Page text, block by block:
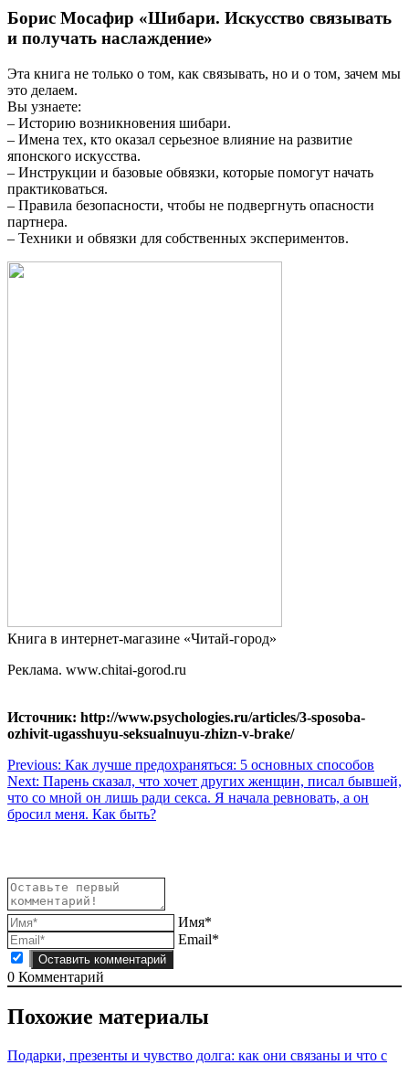
Борис Мосафир «Шибари. Искусство связывать
и получать наслаждение»
Эта книга не только о том, как связывать, но и о том, зачем мы
это делаем.
Вы узнаете:
– Историю возникновения шибари.
– Имена тех, кто оказал серьезное влияние на развитие
японского искусства.
– Инструкции и базовые обвязки, которые помогут начать
практиковаться.
– Правила безопасности, чтобы не подвергнуть опасности
партнера.
– Техники и обвязки для собственных экспериментов.
Книга в интернет-магазине «Читай-город»
Реклама. www.chitai-gorod.ru
Источник: http://www.psychologies.ru/articles/3-sposoba-
ozhivit-ugasshuyu-seksualnuyu-zhizn-v-brake/
Навигация
по
записям
Previous: Как лучше предохраняться: 5 основных способов
Next: Парень сказал, что хочет других женщин, писал бывшей,
что со мной он лишь ради секса. Я начала ревновать, а он
бросил меня. Как быть?
Имя*
Email*
0 Комментарий
Похожие материалы
Подарки, презенты и чувство долга: как они связаны и что с